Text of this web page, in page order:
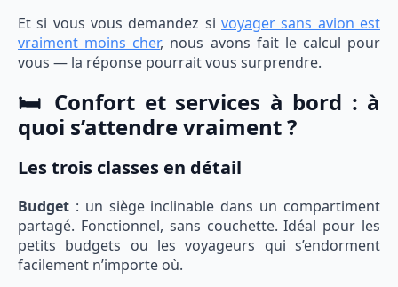
Et si vous vous demandez si voyager sans avion est
vraiment moins cher, nous avons fait le calcul pour
vous — la réponse pourrait vous surprendre.
🛏️ Confort et services à bord : à
quoi s’attendre vraiment ?
Les trois classes en détail
Budget : un siège inclinable dans un compartiment
partagé. Fonctionnel, sans couchette. Idéal pour les
petits budgets ou les voyageurs qui s’endorment
facilement n’importe où.